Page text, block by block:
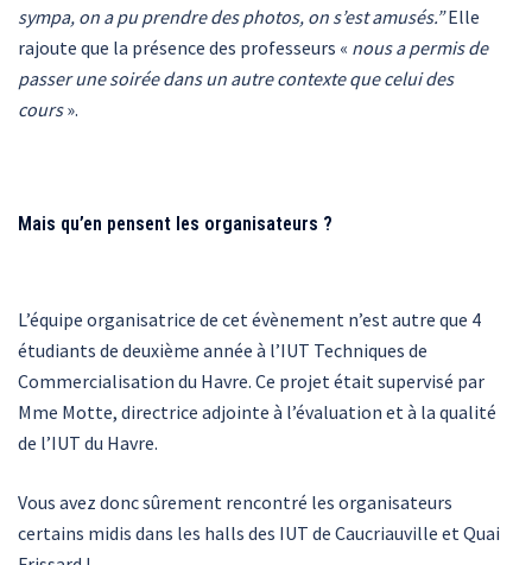
sympa, on a pu prendre des photos, on s’est amusés.”Elle
rajoute que la présence des professeurs « nous a permis de
passer une soirée dans un autre contexte que celui des
cours».
Mais qu’en pensent les organisateurs ?
L’équipe organisatrice de cet évènement n’est autre que 4
étudiants de deuxième année à l’IUT Techniques de
Commercialisation du Havre. Ce projet était supervisé par
Mme Motte, directrice adjointe à l’évaluation et à la qualité
de l’IUT du Havre.
Vous avez donc sûrement rencontré les organisateurs
certains midis dans les halls des IUT de Caucriauville et Quai